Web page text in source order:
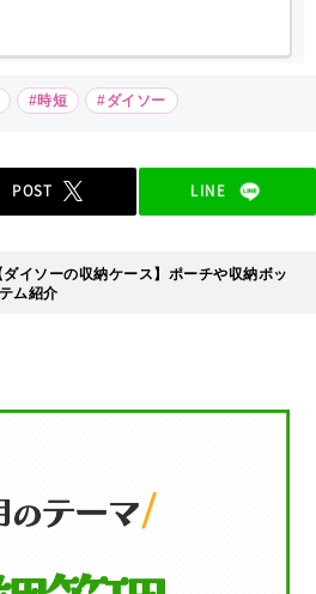
#時短 #ダイソー
POST LINE
ダイソーの収納ケース】ポーチや収納ボッ
ム紹介